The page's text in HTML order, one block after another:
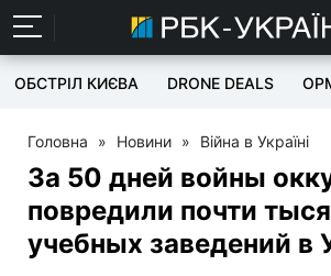
ОБСТРІЛ КИЄВА DRONE DEALS
Головна » Новини » Війна в Україні
За 50 дней войны
повредили почти
учебных заведений в